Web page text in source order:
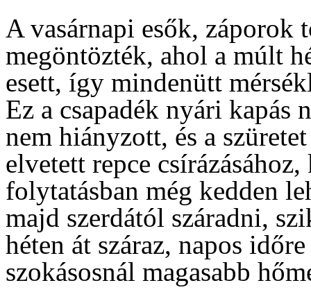
A vasárnapi esők, záporok
megöntözték, ahol a múlt
esett, így mindenütt
Ez a csapadék nyári kapás
nem hiányzott, és a
elvetett repce
folytatásban még kedden
majd szerdától száradni,
héten át száraz, napos
szokásosnál magasabb